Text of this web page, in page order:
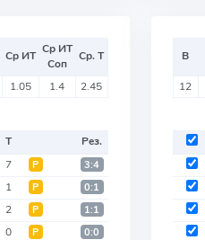
Ср ИТ Ср ИТ
Соп
Ср. Т
1.05 1.4 2.45
Т
Рез.
7 Р 3:4
1 Р 0:1
2 Р 1:1
0 Р 0:0
В
12